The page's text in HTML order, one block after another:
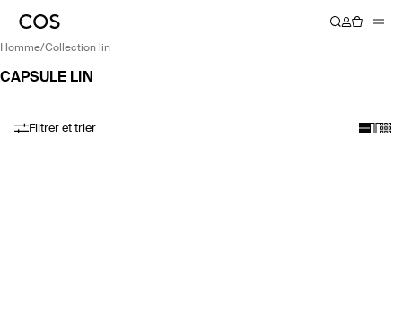
homme/ collection lin
CAPSULE LIN
Filtrer et trier